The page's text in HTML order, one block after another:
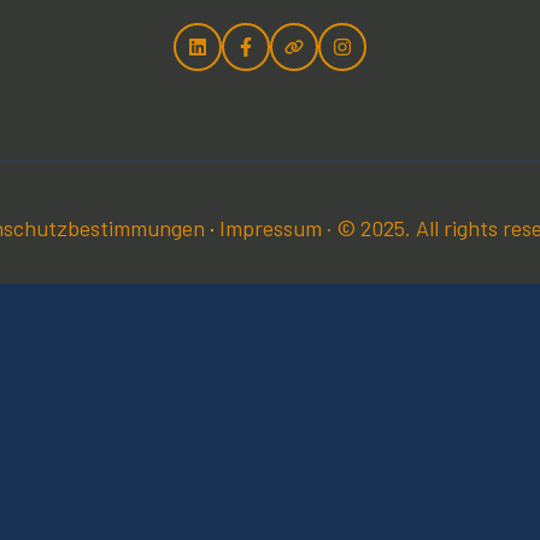
· Impressum · © 2025. All rights